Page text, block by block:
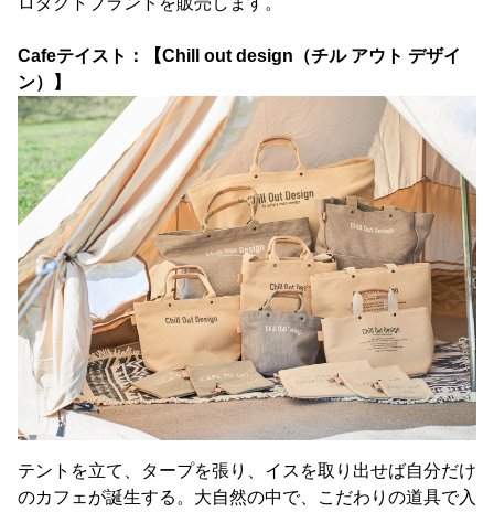
Cafeテイスト：【Chill out design（チル アウト デザイ
ン）】
テントを立て、タープを張り、イスを取り出せば自分だけ
のカフェが誕生する。大自然の中で、こだわりの道具で入